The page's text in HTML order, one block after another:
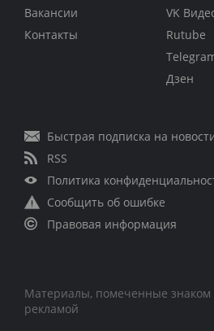
Вакансии
Контакты
VK
Rutube
Дзен
Быстрая подписка на
RSS
Политика
Сообщить об ошибке
Правовая информация
Материалы, помеченные знаком
рекламой